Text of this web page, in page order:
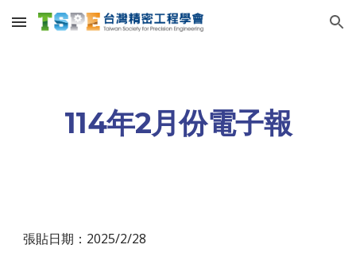
Skip to main content Skip to navigation
114年2月份電子報
張貼日期：2025/2/28